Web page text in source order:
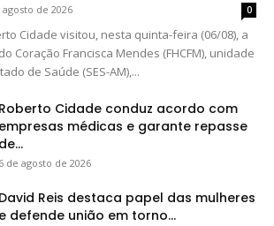
agosto de 2026 0
Cidade visitou, nesta quinta-feira (06/08), a
Coração Francisca Mendes (FHCFM), unidade
de Saúde (SES-AM),...
Roberto Cidade conduz acordo com
empresas médicas e garante repasse
de...
6 de agosto de 2026
David Reis destaca papel das mulheres
e defende união em torno...